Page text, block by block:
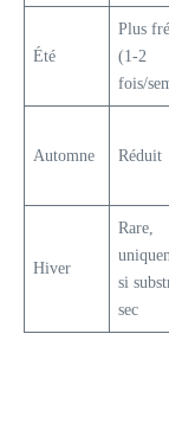
Été
Plus
(1-2
fois/
Automne Réduit
Hiver
Rare,
si
sec